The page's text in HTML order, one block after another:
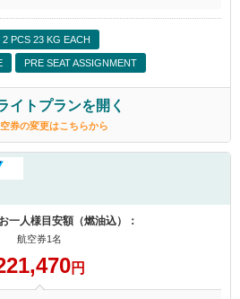
PCS 23 KG EACH
PRE SEAT ASSIGNMENT
イトプランを開く
券の変更はこちらから
一人様目安額（燃油込）：
航空券1名
円